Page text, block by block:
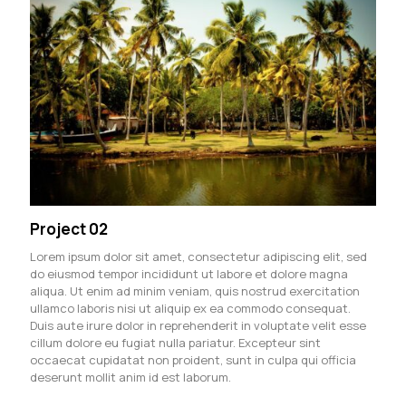
Project 02
Lorem ipsum dolor sit amet, consectetur adipiscing elit, sed
do eiusmod tempor incididunt ut labore et dolore magna
aliqua. Ut enim ad minim veniam, quis nostrud exercitation
ullamco laboris nisi ut aliquip ex ea commodo consequat.
Duis aute irure dolor in reprehenderit in voluptate velit esse
cillum dolore eu fugiat nulla pariatur. Excepteur sint
occaecat cupidatat non proident, sunt in culpa qui officia
deserunt mollit anim id est laborum.